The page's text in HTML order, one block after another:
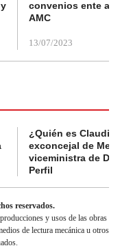
convenios ente
AMC
13/07/2023
¿Quién es Claudia
exconcejal de
viceministra de
Perfil
reservados.
y usos de las obras
de lectura mecánica u otros